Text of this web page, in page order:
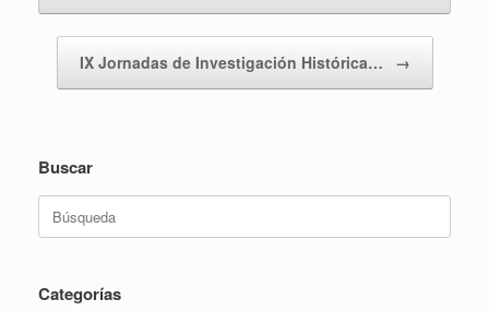
IX Jornadas de Investigación Histórica… →
Buscar
Categorías